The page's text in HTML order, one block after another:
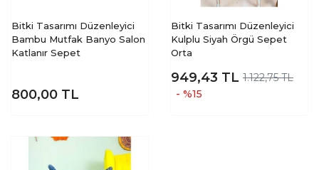
Bitki Tasarımı Düzenleyici
Bambu Mutfak Banyo Salon
Katlanır Sepet
800,00 TL
Bitki Tasarımı Düzenleyici
Kulplu Siyah Örgü Sepet
Orta
949,43 TL 1.122,75 TL
- %15